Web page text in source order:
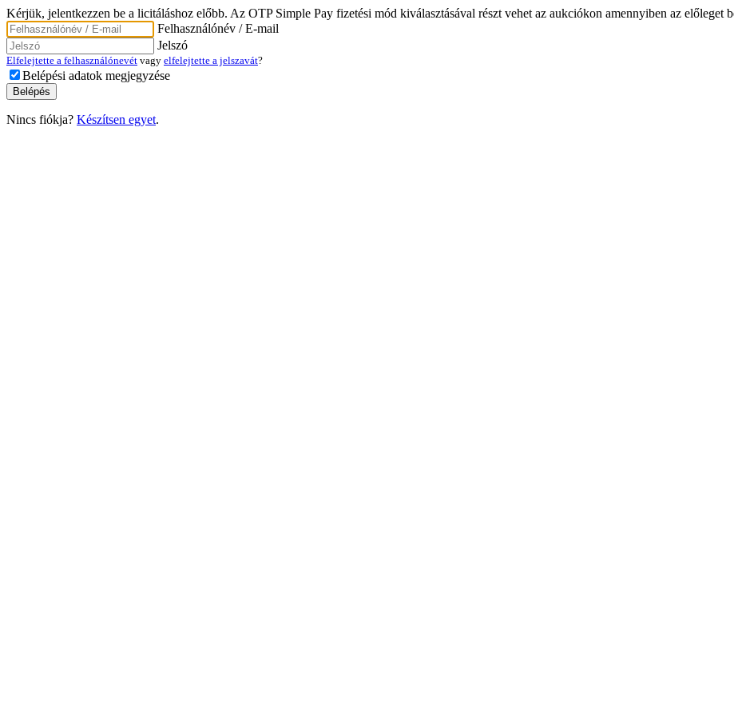
Kérjük, jelentkezzen be a licitáláshoz előbb. Az OTP Simple Pay fizetési mód kiválasztásával részt vehet az aukciókon amennyiben az előleget
Felhasználónév / E-mail
Jelszó
Elfelejtette a felhasználónevét vagy elfelejtette a jelszavát?
Belépési adatok megjegyzése
Nincs fiókja? Készítsen egyet.